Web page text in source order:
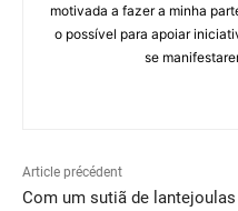
motivada a fazer a minha
o possível para apoiar
se
Article précédent
Com um sutiã de lantejoulas